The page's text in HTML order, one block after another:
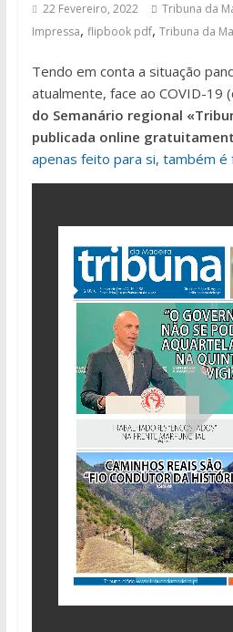
22 Fevereiro, 2022 Tribuna da
Impressa, flipbook pdf, Tribuna da
Tendo em conta a situação
atualmente, face ao COVID-19
do Semanário regional
publicada online
apenas feito para si, também é